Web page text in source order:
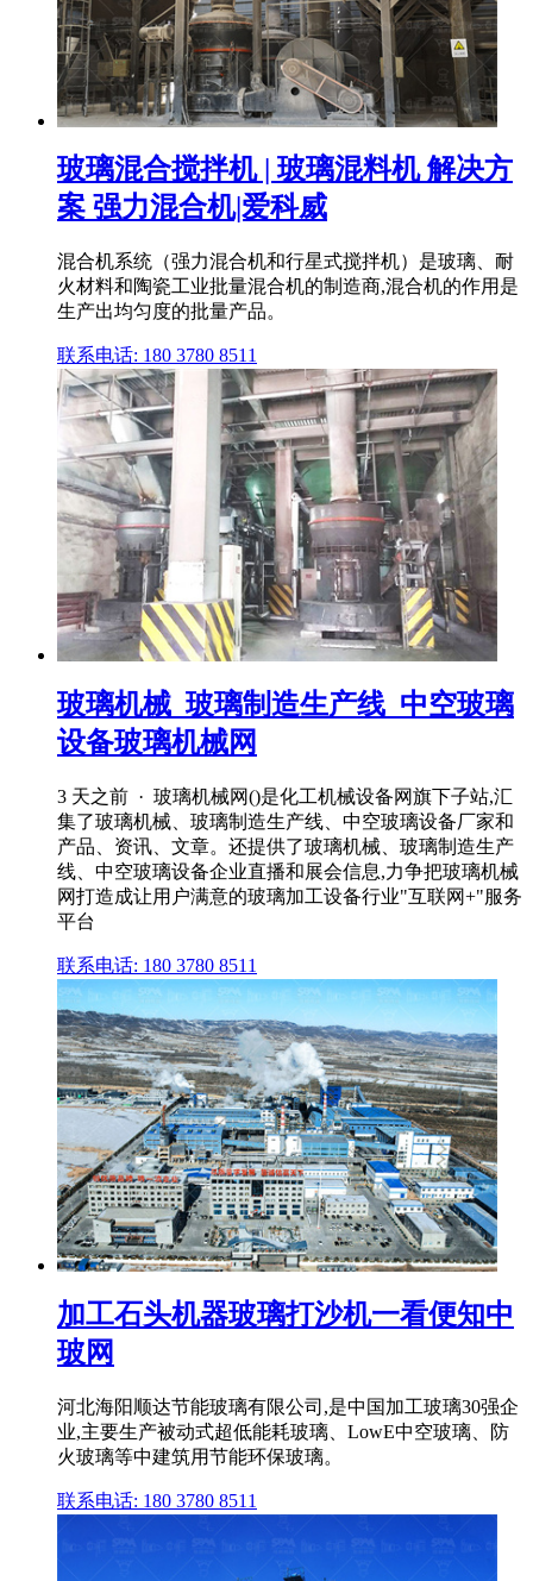
玻璃混合搅拌机 | 玻璃混料机 解决方
案 强力混合机|爱科威
混合机系统（强力混合机和行星式搅拌机）是玻璃、耐
火材料和陶瓷工业批量混合机的制造商,混合机的作用是
生产出均匀度的批量产品。
联系电话: 180 3780 8511
玻璃机械_玻璃制造生产线_中空玻璃
设备玻璃机械网
3 天之前 · 玻璃机械网()是化工机械设备网旗下子站,汇
集了玻璃机械、玻璃制造生产线、中空玻璃设备厂家和
产品、资讯、文章。还提供了玻璃机械、玻璃制造生产
线、中空玻璃设备企业直播和展会信息,力争把玻璃机械
网打造成让用户满意的玻璃加工设备行业"互联网+"服务
平台
联系电话: 180 3780 8511
加工石头机器玻璃打沙机一看便知中
玻网
河北海阳顺达节能玻璃有限公司,是中国加工玻璃30强企
业,主要生产被动式超低能耗玻璃、LowE中空玻璃、防
火玻璃等中建筑用节能环保玻璃。
联系电话: 180 3780 8511